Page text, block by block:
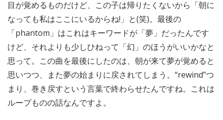
目が覚めるものだけど、この子は帰りたくないから「朝に
なっても私はここにいるからね!」と(笑)。最後の
「phantom」はこれはキーワードが「夢」だったんです
けど、それよりも少しひねって「幻」のほうがいいかなと
思って。この曲を最後にしたのは、朝が来て夢が覚めると
思いつつ、また夢の始まりに戻されてしまう。“rewind”つ
まり、巻き戻すという言葉で終わらせたんですね。これは
ループものの話なんですよ。